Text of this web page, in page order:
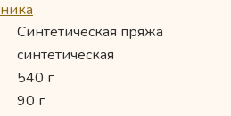
Синтетическая пряжа
синтетическая
540 г
90 г